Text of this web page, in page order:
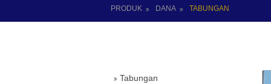
PRODUK DANA TABUNGAN
Tabungan